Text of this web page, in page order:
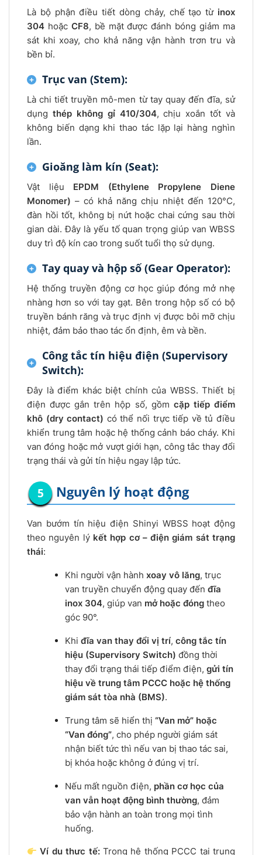
Là bộ phận điều tiết dòng chảy, chế tạo từ inox
304 hoặc CF8, bề mặt được đánh bóng giảm ma
sát khi xoay, cho khả năng vận hành trơn tru và
bền bỉ.
Trục van (Stem):
Là chi tiết truyền mô-men từ tay quay đến đĩa, sử
dụng thép không gỉ 410/304, chịu xoắn tốt và
không biến dạng khi thao tác lặp lại hàng nghìn
lần.
Gioăng làm kín (Seat):
Vật liệu EPDM (Ethylene Propylene Diene
Monomer) – có khả năng chịu nhiệt đến 120°C,
đàn hồi tốt, không bị nứt hoặc chai cứng sau thời
gian dài. Đây là yếu tố quan trọng giúp van WBSS
duy trì độ kín cao trong suốt tuổi thọ sử dụng.
Tay quay và hộp số (Gear Operator):
Hệ thống truyền động cơ học giúp đóng mở nhẹ
nhàng hơn so với tay gạt. Bên trong hộp số có bộ
truyền bánh răng và trục định vị được bôi mỡ chịu
nhiệt, đảm bảo thao tác ổn định, êm và bền.
Công tắc tín hiệu điện (Supervisory
Switch):
Đây là điểm khác biệt chính của WBSS. Thiết bị
điện được gắn trên hộp số, gồm cặp tiếp điểm
khô (dry contact) có thể nối trực tiếp về tủ điều
khiển trung tâm hoặc hệ thống cảnh báo cháy. Khi
van đóng hoặc mở vượt giới hạn, công tắc thay đổi
trạng thái và gửi tín hiệu ngay lập tức.
Nguyên lý hoạt động
Van bướm tín hiệu điện Shinyi WBSS hoạt động
theo nguyên lý kết hợp cơ – điện giám sát trạng
thái:
Khi người vận hành xoay vô lăng, trục
van truyền chuyển động quay đến đĩa
inox 304, giúp van mở hoặc đóngtheo
góc 90°.
Khi đĩa van thay đổi vị trí, công tắc tín
hiệu (Supervisory Switch) đồng thời
thay đổi trạng thái tiếp điểm điện, gửi tín
hiệu về trung tâm PCCC hoặc hệ thống
giám sát tòa nhà (BMS).
Trung tâm sẽ hiển thị “Van mở” hoặc
“Van đóng”, cho phép người giám sát
nhận biết tức thì nếu van bị thao tác sai,
bị khóa hoặc không ở đúng vị trí.
Nếu mất nguồn điện, phần cơ học của
van vẫn hoạt động bình thường, đảm
bảo vận hành an toàn trong mọi tình
huống.
Ví dụ thực tế:Trong hệ thống PCCC tại trung